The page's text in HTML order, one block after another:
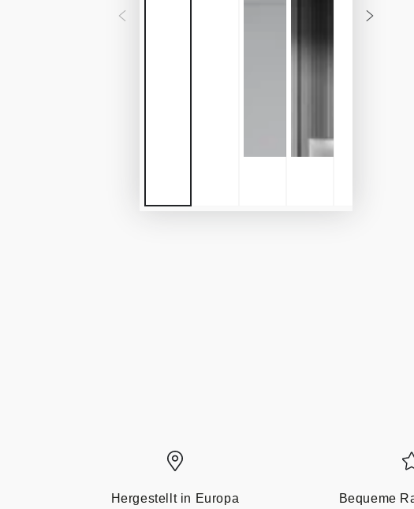
Hergestellt in Europa Bequeme